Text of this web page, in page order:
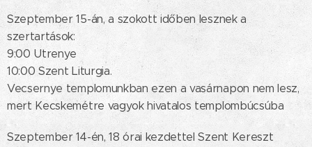
Szeptember 15-án, a szokott időben lesznek a
szertartások:
9:00 Utrenye
10:00 Szent Liturgia.
Vecsernye templomunkban ezen a vasárnapon nem lesz,
mert Kecskemétre vagyok hivatalos templombúcsúba
Szeptember 14-én, 18 órai kezdettel Szent Kereszt